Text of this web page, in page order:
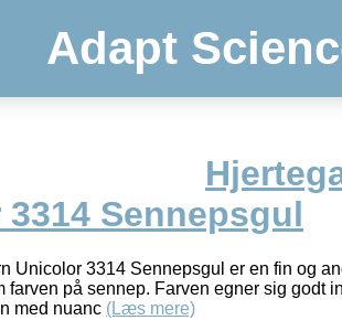
Adapt
Sennepsgul
Unicolor 3314 Sennepsgul er en fin og
farven på sennep. Farven egner sig godt
med nuanc (Læs mere)